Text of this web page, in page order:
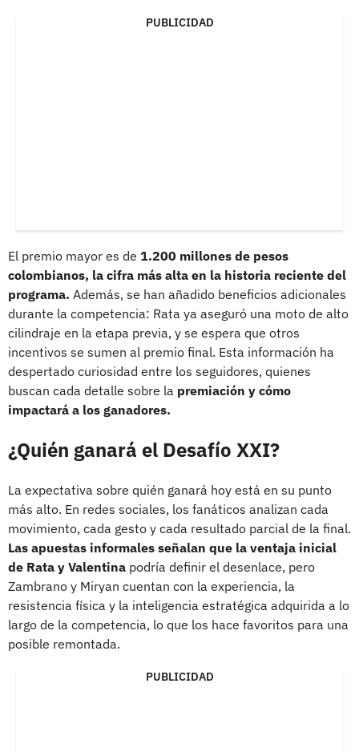
PUBLICIDAD
El premio mayor es de 1.200 millones de pesos
colombianos, la cifra más alta en la historia reciente del
programa. Además, se han añadido beneficios adicionales
durante la competencia: Rata ya aseguró una moto de alto
cilindraje en la etapa previa, y se espera que otros
incentivos se sumen al premio final. Esta información ha
despertado curiosidad entre los seguidores, quienes
buscan cada detalle sobre la premiación y cómo
impactará a los ganadores.
¿Quién ganará el Desafío XXI?
La expectativa sobre quién ganará hoy está en su punto
más alto. En redes sociales, los fanáticos analizan cada
movimiento, cada gesto y cada resultado parcial de la final.
Las apuestas informales señalan que la ventaja inicial
de Rata y Valentina podría definir el desenlace, pero
Zambrano y Miryan cuentan con la experiencia, la
resistencia física y la inteligencia estratégica adquirida a lo
largo de la competencia, lo que los hace favoritos para una
posible remontada.
PUBLICIDAD